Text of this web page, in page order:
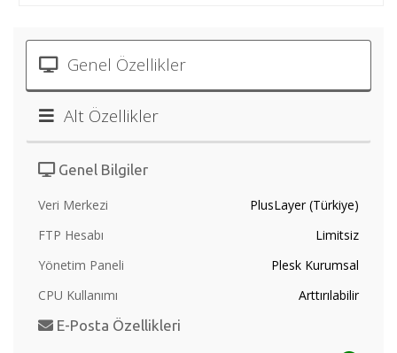
Genel Özellikler
Alt Özellikler
Genel Bilgiler
Veri Merkezi
PlusLayer (Türkiye)
FTP Hesabı
Limitsiz
Yönetim Paneli
Plesk Kurumsal
CPU Kullanımı
Arttırılabilir
E-Posta Özellikleri